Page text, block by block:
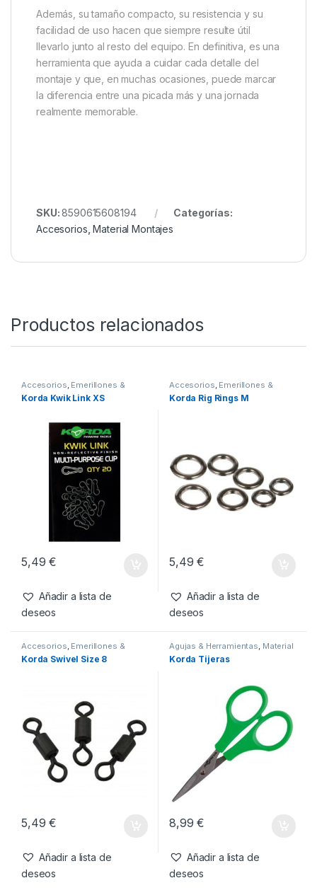
Además, su tamaño compacto, su resistencia y su
facilidad de uso hacen que siempre resulte útil
llevarlo junto al resto del equipo. En definitiva, es una
herramienta que ayuda a cuidar cada detalle del
montaje y que, en muchas ocasiones, puede marcar
la diferencia entre una picada más y una jornada
realmente memorable.
SKU:8590615608194
Categorías:
Accesorios ,Material Montajes
Productos relacionados
Accesorios, Emerillones &
Componentes, Material
Montajes
Korda Kwik Link XS
5,49€
Añadir a lista de
deseos
Accesorios, Emerillones &
Componentes Material
Montajes
Korda Rig Rings M
5,49€
Añadir a lista de
deseos
Accesorios Emerillones &
Componentes Material
Montajes
Korda Swivel Size 8
5,49€
Añadir a lista de
deseos
Agujas & Herramientas Material
Montajes
Korda Tijeras
8,99€
Añadir a lista de
deseos